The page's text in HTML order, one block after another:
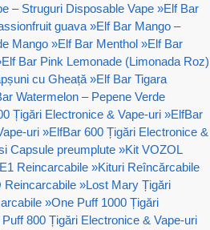
– Struguri Disposable Vape »Elf Bar
guava »Elf Bar Mango –
Mango »Elf Bar Menthol »Elf Bar
Elf Bar Pink Lemonade (Limonada Roz)
cu Gheață »Elf Bar Tigara
Watermelon – Pepene Verde
Țigări Electronice & Vape-uri »ElfBar
uri »ElfBar 600 Țigări Electronice &
Capsule preumplute »Kit VOZOL
Reincarcabile »Kituri Reîncărcabile
Reincarcabile »Lost Mary Țigări
»One Puff 1000 Țigări
800 Țigări Electronice & Vape-uri